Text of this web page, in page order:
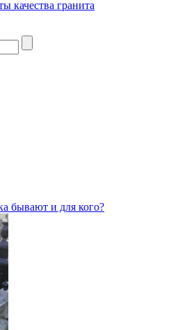
качества гранита
бывают и для кого?